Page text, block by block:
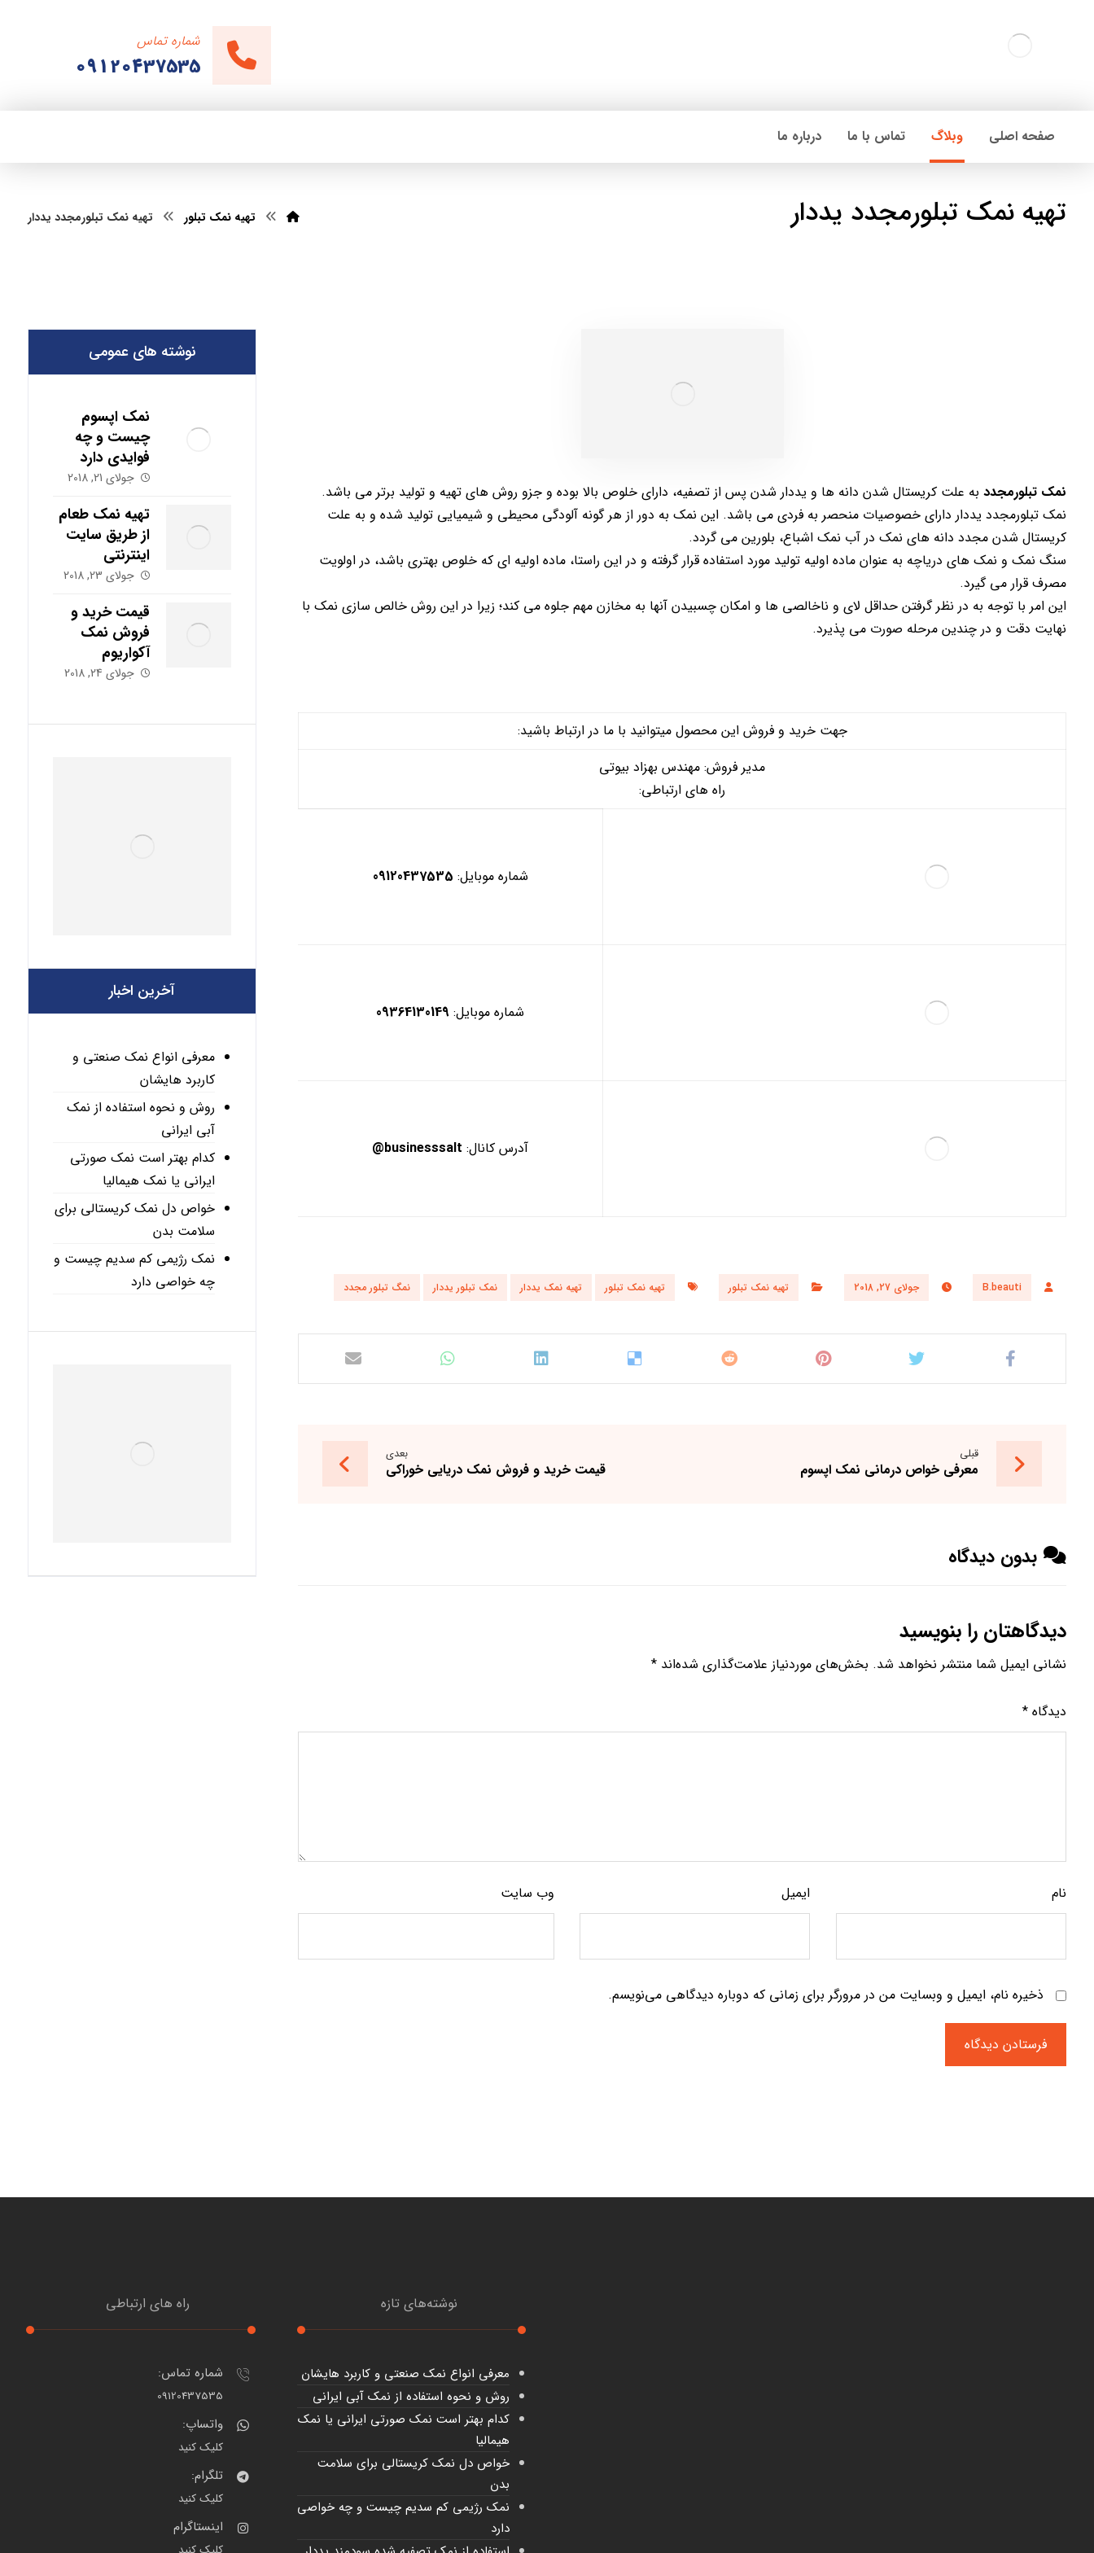
شماره تماس
09120437535
صفحه اصلی وبلاگ تماس با ما درباره ما
تهیه نمک تبلورمجدد یددار تهیه نمک تبلور تهیه نمک تبلورمجدد یددار
نمک تبلورمجددبه علت کریستال شدن دانه ها و یددار شدن پس از تصفیه، دارای خلوص بالا بوده و جزو روش های تهیه و تولید برتر می باشد.
نمک تبلورمجدد یددار دارای خصوصیات منحصر به فردی می باشد. این نمک به دور از هر گونه آلودگی محیطی و شیمیایی تولید شده و به علت
کریستال شدن مجدد دانه های نمک در آب نمک اشباع، بلورین می گردد.
سنگ نمک و نمک های دریاچه به عنوان ماده اولیه تولید مورد استفاده قرار گرفته و در این راستا، ماده اولیه ای که خلوص بهتری باشد، در اولویت
مصرف قرار می گیرد.
این امر با توجه به در نظر گرفتن حداقل لای و ناخالصی ها و امکان چسبیدن آنها به مخازن مهم جلوه می کند؛ زیرا در این روش خالص سازی نمک با
نهایت دقت و در چندین مرحله صورت می پذیرد.
جهت خرید و فروش این محصول میتوانید با ما در ارتباط باشید:
مدیر فروش: مهندس بهزاد بیوتی
راه های ارتباطی:
شماره موبایل: 09120437535
شماره موبایل: 09364130149
آدرس کانال: businesssalt@
B.beauti جولای 27, 2018 تهیه نمک تبلور تهیه نمک تبلور تهیه نمک یددار نمک تبلور یددار نمگ تبلور مجدد
قبلی
معرفی خواص درمانی نمک اپسوم
بعدی
قیمت خرید و فروش نمک دریایی خوراکی
بدون دیدگاه
دیدگاهتان را بنویسید
نشانی ایمیل شما منتشر نخواهد شد. بخش‌های موردنیاز علامت‌گذاری شده‌اند *
دیدگاه *
نام ایمیل وب‌ سایت
ذخیره نام، ایمیل و وبسایت من در مرورگر برای زمانی که دوباره دیدگاهی می‌نویسم.
نوشته های عمومی
نمک اپسوم
چیست و چه
فوایدی دارد
جولای 21, 2018
تهیه نمک طعام
از طریق سایت
اینترنتی
جولای 23, 2018
قیمت خرید و
فروش نمک
آکواریوم
جولای 24, 2018
آخرین اخبار
معرفی انواع نمک صنعتی و
کاربرد هایشان
روش و نحوه استفاده از نمک
آبی ایرانی
کدام بهتر است نمک صورتی
ایرانی یا نمک هیمالیا
خواص دل نمک کریستالی برای
سلامت بدن
نمک رژیمی کم سدیم چیست و
چه خواصی دارد
نوشته‌های تازه
معرفی انواع نمک صنعتی و کاربرد هایشان
روش و نحوه استفاده از نمک آبی ایرانی
کدام بهتر است نمک صورتی ایرانی یا نمک
هیمالیا
خواص دل نمک کریستالی برای سلامت
بدن
نمک رژیمی کم سدیم چیست و چه خواصی
دارد
راه های ارتباطی
شماره تماس:
09120437535
واتساپ:
کلیک کنید
تلگرام:
کلیک کنید
اینستاگرام